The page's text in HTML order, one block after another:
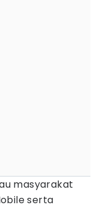
masyarakat
serta